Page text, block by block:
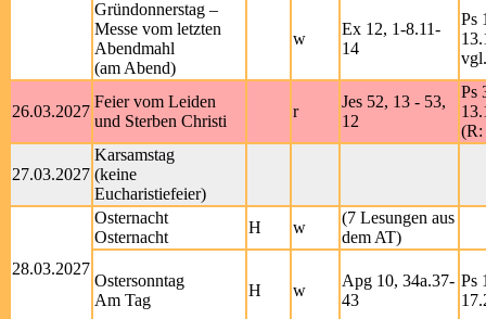
Gründonnerstag –
Messe vom letzten
Abendmahl
(am Abend)
w
Ex 12, 1-8.11-
14
Ps
26.03.2027
Feier vom Leiden
und Sterben Christi
r
Jes 52, 13 - 53,
12
Ps
(R:
27.03.2027
Karsamstag
(keine
Eucharistiefeier)
28.03.2027
Osternacht
Osternacht
H w
(7 Lesungen aus
dem AT)
Ostersonntag
Am Tag
H w
Apg 10, 34a.37-
43
Ps